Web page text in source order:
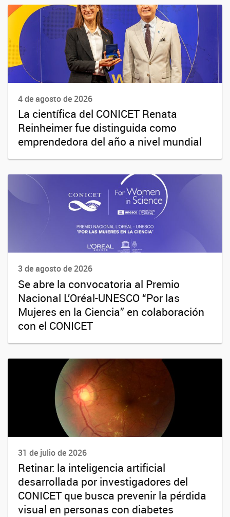
4 de agosto de 2026
La científica del CONICET Renata
Reinheimer fue distinguida como
emprendedora del año a nivel mundial
3 de agosto de 2026
Se abre la convocatoria al Premio
Nacional L’Oréal-UNESCO “Por las
Mujeres en la Ciencia” en colaboración
con el CONICET
31 de julio de 2026
Retinar: la inteligencia artificial
desarrollada por investigadores del
CONICET que busca prevenir la pérdida
visual en personas con diabetes